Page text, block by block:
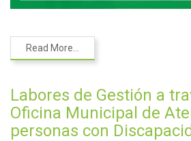
Read More...
Labores de Gestión a
Oficina Municipal de
personas con